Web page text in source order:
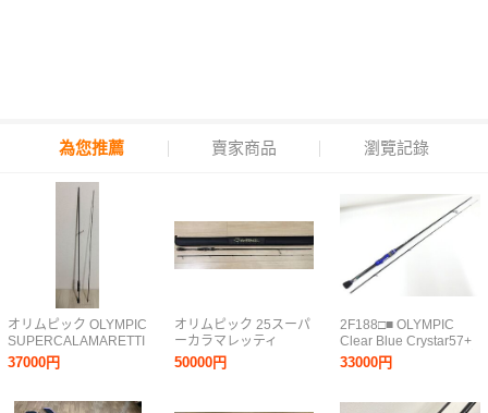
為您推薦 賣家商品 瀏覽記錄
オリムピック OLYMPIC
SUPERCALAMARETTI
スーパーカラマレッテ
ィー GSCS-852M 日本
リーダー エギング カラ
37000円
オリムピック 25スーパ
ーカラマレッティ
GCALSS-862M
OLYMPIC 25
50000円
2F188□■ OLYMPIC
Clear Blue Crystar57+
オリムピック クリアブ
ルー クリスター57+
33000円